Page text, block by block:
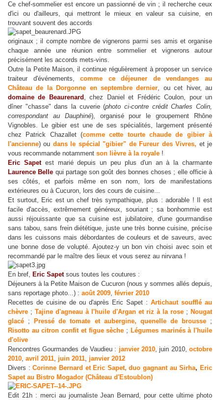
Ce chef-sommelier est encore un passionné de vin ; il recherche ceux
d'ici ou d'ailleurs, qui mettront le mieux en valeur sa cuisine, en
trouvant souvent des accords
originaux ; il compte nombre de vignerons parmi ses amis et organise
chaque année une réunion entre sommelier et vignerons autour
précisément les accords mets-vins.
Outre la Petite Maison, il continue régulièrement à proposer un service
traiteur d'événements,comme ce déjeuner de vendanges au
Château de la Dorgonne en septembre dernier, ou cet hiver, au
domaine de Beaurenard , chez Daniel et Frédéric Coulon, pour un
dîner "chasse" dans la cuverie (photo ci-contre crédit Charles Colin,
correspondant au Dauphiné), organisé pour le groupement Rhône
Vignobles. Le gibier est une de ses spécialités, largement présenté
chez Patrick Chazallet (comme cette tourte chaude de gibier à
l'ancienne) ou dans le spécial "gibier" de Fureur des Vivres, et je
vous recommande notamment son lièvre à la royale !
Eric Sapetest marié depuis un peu plus d'un an à la charmante
Laurence Belle qui partage son goût des bonnes choses ; elle officie à
ses côtés, et parfois même en son nom, lors de manifestations
extérieures ou à Cucuron, lors des cours de cuisine...
Et surtout, Eric est un chef très sympathique, plus : adorable ! Il est
facile d'accès, extrêmement généreux, souriant ; sa bonhommie est
aussi réjouissante que sa cuisine est jubilatoire, d'une gourmandise
sans tabou, sans frein diététique, juste une très bonne cuisine, précise
dans les cuissons mais débordantes de couleurs et de saveurs, avec
une bonne dose de volupté. Ajoutez-y un bon vin choisi avec soin et
recommandé par le maître des lieux et vous serez au nirvana !
En bref, Eric Sapetsous toutes les coutures :
Déjeuners à la Petite Maison de Cucuron (nous y sommes allés depuis,
sans reportage photo...) : août 2009, février 2010
Recettes de cuisine de ou d'après Eric Sapet : Artichaut soufflé au
chèvre ; Tajine d'agneau à l'huile d'Argan et riz à la rose ; Nougat
glacé ; Pressé de tomate et aubergine, quenelle de brousse;
Risotto au citron confit et figue sèche ; Légumes marinés à l'huile
d'olive
Rencontres Gourmandes de Vaudieu : janvier 2010, juin 2010,octobre
2010, avril 2011, juin 2011, janvier 2012
Divers :Corinne Bernard et Eric Sapet, duo gagnant au Sirha, Eric
Sapet au Bistro Mogador (Château d'Estoublon)
Edit 21h : merci au journaliste Jean Bernard, pour cette ultime photo